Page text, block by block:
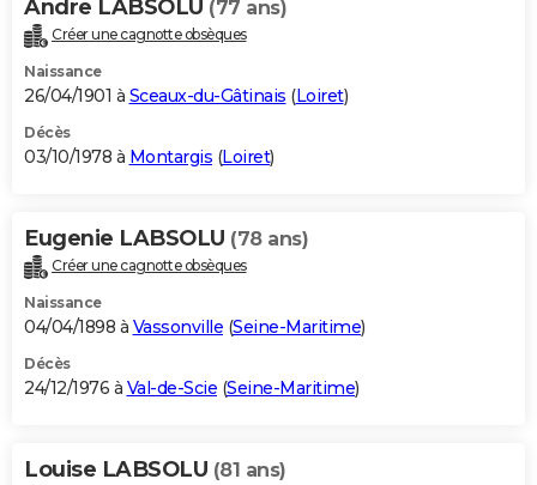
Andre LABSOLU (77 ans)
Créer une cagnotte obsèques
Naissance
26/04/1901 à Sceaux-du-Gâtinais (Loiret)
Décès
03/10/1978 à Montargis (Loiret)
Eugenie LABSOLU (78 ans)
Créer une cagnotte obsèques
Naissance
04/04/1898 à Vassonville (Seine-Maritime)
Décès
24/12/1976 à Val-de-Scie (Seine-Maritime)
Louise LABSOLU (81 ans)